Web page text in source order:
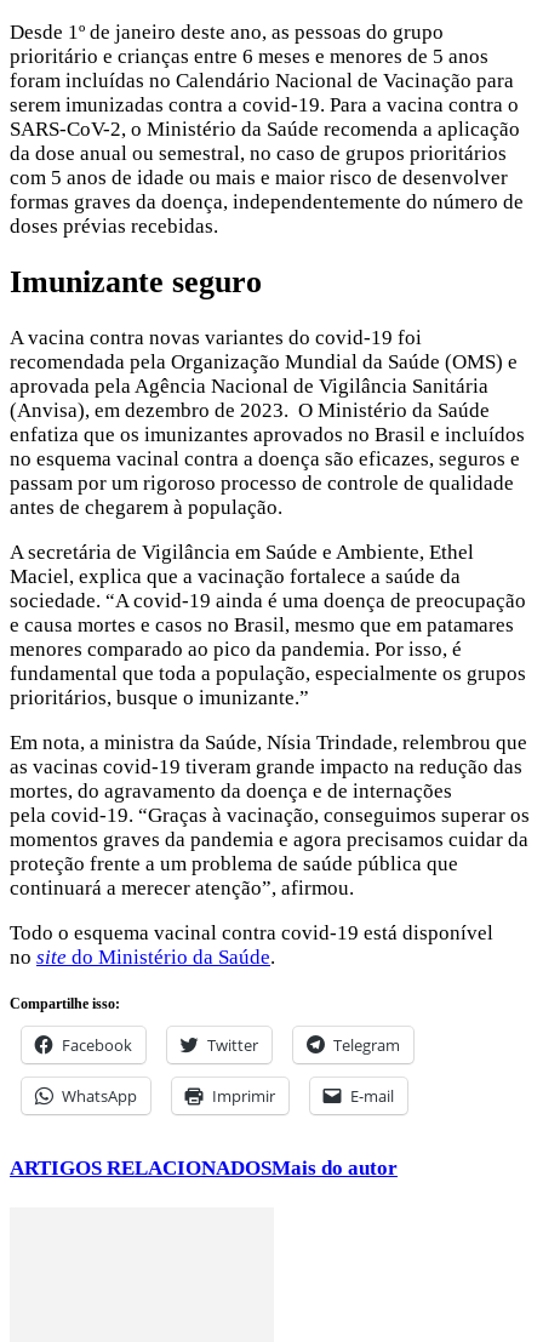
Desde 1º de janeiro deste ano, as pessoas do grupo
prioritário e crianças entre 6 meses e menores de 5 anos
foram incluídas no Calendário Nacional de Vacinação para
serem imunizadas contra a covid-19. Para a vacina contra o
SARS-CoV-2, o Ministério da Saúde recomenda a aplicação
da dose anual ou semestral, no caso de grupos prioritários
com 5 anos de idade ou mais e maior risco de desenvolver
formas graves da doença, independentemente do número de
doses prévias recebidas.
Imunizante seguro
A vacina contra novas variantes do covid-19 foi
recomendada pela Organização Mundial da Saúde (OMS) e
aprovada pela Agência Nacional de Vigilância Sanitária
(Anvisa), em dezembro de 2023. O Ministério da Saúde
enfatiza que os imunizantes aprovados no Brasil e incluídos
no esquema vacinal contra a doença são eficazes, seguros e
passam por um rigoroso processo de controle de qualidade
antes de chegarem à população.
A secretária de Vigilância em Saúde e Ambiente, Ethel
Maciel, explica que a vacinação fortalece a saúde da
sociedade. “A covid-19 ainda é uma doença de preocupação
e causa mortes e casos no Brasil, mesmo que em patamares
menores comparado ao pico da pandemia. Por isso, é
fundamental que toda a população, especialmente os grupos
prioritários, busque o imunizante.”
Em nota, a ministra da Saúde, Nísia Trindade, relembrou que
as vacinas covid-19 tiveram grande impacto na redução das
mortes, do agravamento da doença e de internações
pela covid-19. “Graças à vacinação, conseguimos superar os
momentos graves da pandemia e agora precisamos cuidar da
proteção frente a um problema de saúde pública que
continuará a merecer atenção”, afirmou.
Todo o esquema vacinal contra covid-19 está disponível
no site do Ministério da Saúde.
Compartilhe isso:
Facebook Twitter Telegram
WhatsApp Imprimir E-mail
ARTIGOS RELACIONADOSMais do autor